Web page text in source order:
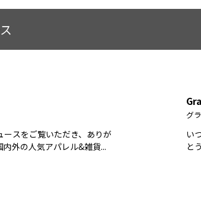
ースをご覧いただき、ありが
内外の人気アパレル&雑貨...
グ
い
と